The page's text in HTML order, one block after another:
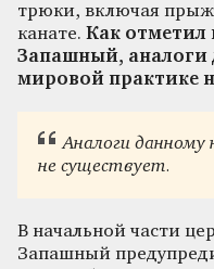
трюки, включая
канате. Как отметил
Запашный, аналоги
мировой практике
Аналоги данному
не существует.
В начальной части
Запашный